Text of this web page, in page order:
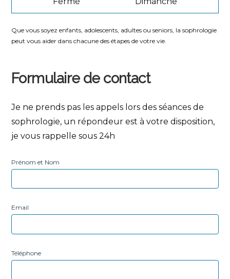
Que vous soyez enfants, adolescents, adultes ou seniors, la sophrologie
peut vous aider dans chacune des étapes de votre vie.
Formulaire de contact
Je ne prends pas les appels lors des séances de
sophrologie, un répondeur est à votre disposition,
je vous rappelle sous 24h
Prénom et Nom
Email
Téléphone